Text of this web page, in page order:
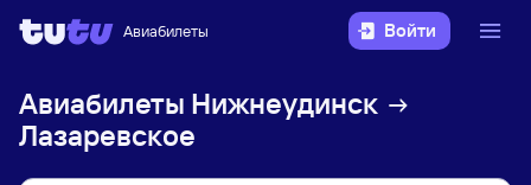
Авиабилеты Войти
Авиабилеты Нижнеудинск
Лазаревское